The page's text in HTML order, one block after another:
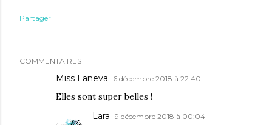
Partager
COMMENTAIRES
Miss Laneva 6 décembre 2018 à 22:40
Elles sont super belles !
Lara 9 décembre 2018 à 00:04